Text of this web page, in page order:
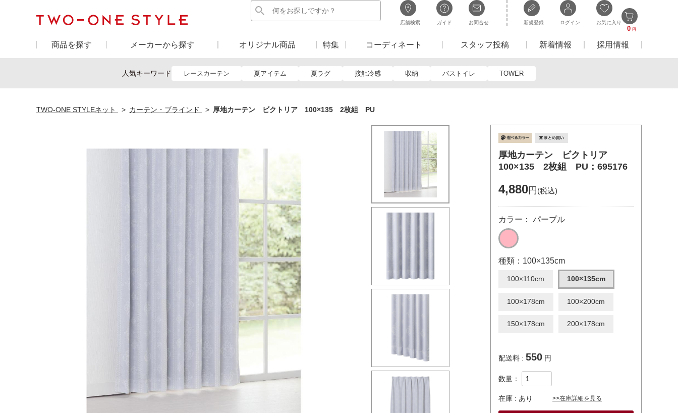
店舗検索 ガイド お問合せ 新規登録 ログイン お気に入り
0 円
商品を探す メーカーから探す オリジナル商品 特集 コーディネート スタッフ投稿 新着情報 採用情報
人気キーワード レースカーテン 夏アイテム 夏ラグ 接触冷感 収納 バストイレ TOWER
厚地カーテン ビクトリア
100×135 2枚組 PU：695176
4,880円 (税込)
カラー： パープル
種類：100×135cm
100×110cm 100×135cm
100×178cm 100×200cm
150×178cm 200×178cm
配送料 : 550 円
数量：
在庫 : あり >>在庫詳細を見る
TWO-ONE STYLEネット カーテン・ブラインド 厚地カーテン ビクトリア 100×135 2枚組 PU